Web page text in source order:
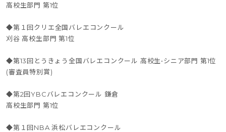
高校生部門 第1位
◆第１回クリエ全国バレエコンクール
刈谷 高校生部門 第1位
◆第13回とうきょう全国バレエコンクール 高校生•シニア部門 第1位
(審査員特別賞)
◆第2回YBCバレエコンクール 鎌倉
高校生部門 第1位
◆第１回NBA 浜松バレエコンクール